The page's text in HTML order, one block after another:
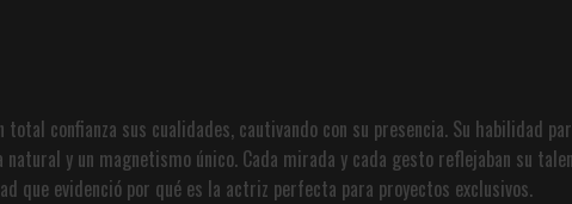
confianza sus cualidades, cautivando con su presencia. Su habilidad
y un magnetismo único. Cada mirada y cada gesto reflejaban su
que evidenció por qué es la actriz perfecta para proyectos exclusivos.